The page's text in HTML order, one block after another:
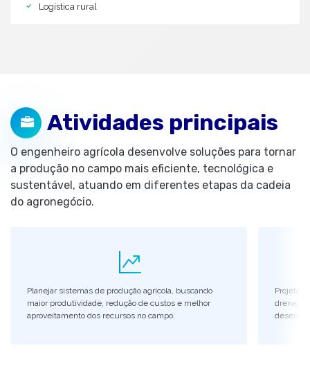
Logística rural
Atividades principais
O engenheiro agrícola desenvolve soluções para tornar
a produção no campo mais eficiente, tecnológica e
sustentável, atuando em diferentes etapas da cadeia
do agronegócio.
Planejar sistemas de produção agrícola, buscando
maior produtividade, redução de custos e melhor
aproveitamento dos recursos no campo.
Projetar